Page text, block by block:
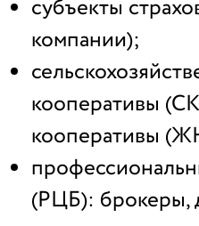
субъекты
компании);
кооперативы
кооперативы
(РЦБ): брокеры,